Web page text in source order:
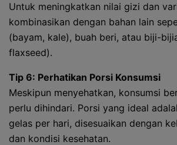
Untuk meningkatkan nilai gizi dan
kombinasikan dengan bahan lain
(bayam, kale), buah beri, atau biji-
flaxseed).
Tip 6: Perhatikan Porsi Konsumsi
Meskipun menyehatkan, konsumsi
perlu dihindari. Porsi yang ideal
gelas per hari, disesuaikan dengan
dan kondisi kesehatan.